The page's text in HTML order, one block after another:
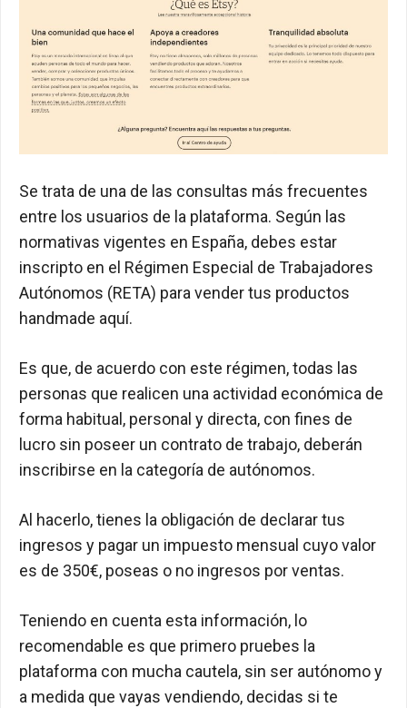
Se trata de una de las consultas más frecuentes
entre los usuarios de la plataforma. Según las
normativas vigentes en España, debes estar
inscripto en el Régimen Especial de Trabajadores
Autónomos (RETA) para vender tus productos
handmade aquí.
Es que, de acuerdo con este régimen, todas las
personas que realicen una actividad económica de
forma habitual, personal y directa, con fines de
lucro sin poseer un contrato de trabajo, deberán
inscribirse en la categoría de autónomos.
Al hacerlo, tienes la obligación de declarar tus
ingresos y pagar un impuesto mensual cuyo valor
es de 350€, poseas o no ingresos por ventas.
Teniendo en cuenta esta información, lo
recomendable es que primero pruebes la
plataforma con mucha cautela, sin ser autónomo y
a medida que vayas vendiendo, decidas si te